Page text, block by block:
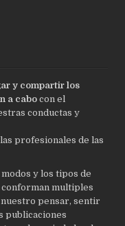
y compartir los
a cabo con el
conductas y
profesionales de las
y los tipos de
multiples
pensar, sentir
publicaciones